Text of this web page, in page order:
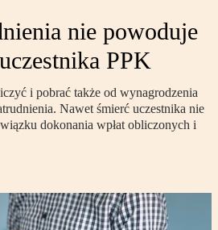
nie powoduje
PPK
i pobrać także od wynagrodzenia
Nawet śmierć uczestnika nie
dokonania wpłat obliczonych i